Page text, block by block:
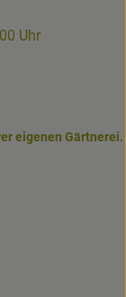
Uhr
eigenen Gärtnerei.